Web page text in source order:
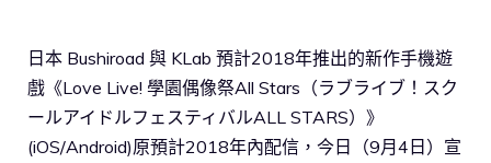
日本 Bushiroad 與 KLab 預計2018年推出的新作手機遊
戲《Love Live! 學園偶像祭All Stars（ラブライブ！スク
ールアイドルフェスティバルALL STARS）》
(iOS/Android)原預計2018年內配信，今日（9月4日）宣